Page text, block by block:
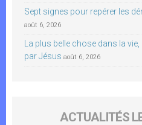
Sept signes pour repérer les
août 6, 2026
La plus belle chose dans la vie,
par Jésus août 6, 2026
ACTUALITÉS